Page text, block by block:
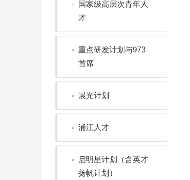
国家级高层次青年人
才
重点研发计划与973
首席
晨光计划
浦江人才
启明星计划（含英才
扬帆计划）